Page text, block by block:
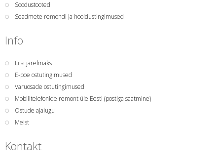
Soodustooted
Seadmete remondi ja hooldustingimused
Info
Liisi järelmaks
E-poe ostutingimused
Varuosade ostutingimused
Mobiiltelefonide remont üle Eesti (postiga saatmine)
Ostude ajalugu
Meist
Kontakt